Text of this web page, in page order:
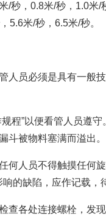
，0.8米/秒，1.0米/
5.6米/秒，6.5米/秒。
员必须是具有一般
”以便看管人员遵守
斗被物料塞满而溢出。
人员不得触摸任何
的缺陷，应作记载，
各处连接螺栓，发